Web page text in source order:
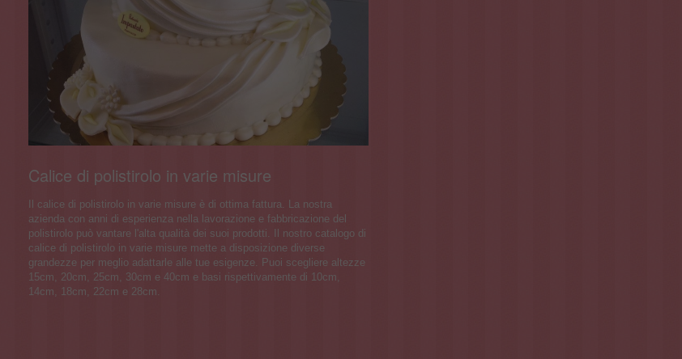
Calice di polistirolo in varie misure
Il calice di polistirolo in varie misure è di ottima fattura. La nostra
azienda con anni di esperienza nella lavorazione e fabbricazione del
polistirolo può vantare l'alta qualità dei suoi prodotti. Il nostro catalogo di
calice di polistirolo in varie misure mette a disposizione diverse
grandezze per meglio adattarle alle tue esigenze. Puoi scegliere altezze
15cm, 20cm, 25cm, 30cm e 40cm e basi rispettivamente di 10cm,
14cm, 18cm, 22cm e 28cm.